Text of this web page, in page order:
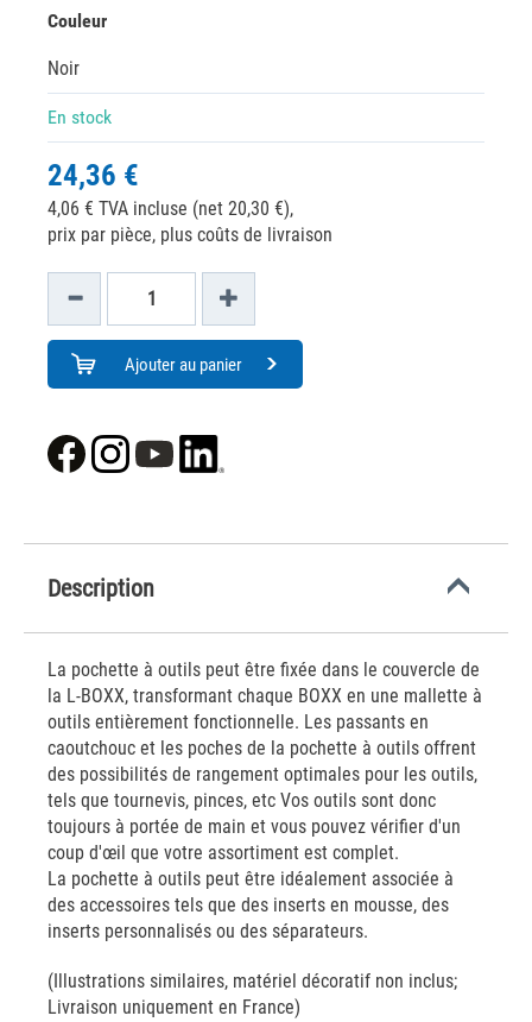
Couleur
Noir
En stock
24,36 €
4,06 € TVA incluse (net 20,30 €),
prix par pièce, plus coûts de livraison
Ajouter au panier
Description
La pochette à outils peut être fixée dans le couvercle de
la L-BOXX, transformant chaque BOXX en une mallette à
outils entièrement fonctionnelle. Les passants en
caoutchouc et les poches de la pochette à outils offrent
des possibilités de rangement optimales pour les outils,
tels que tournevis, pinces, etc Vos outils sont donc
toujours à portée de main et vous pouvez vérifier d'un
coup d'œil que votre assortiment est complet.
La pochette à outils peut être idéalement associée à
des accessoires tels que des inserts en mousse, des
inserts personnalisés ou des séparateurs.
(Illustrations similaires, matériel décoratif non inclus;
Livraison uniquement en France)